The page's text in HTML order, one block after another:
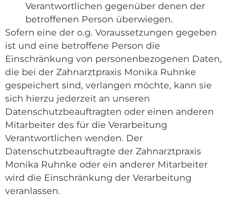
Verantwortlichen gegenüber denen der
betroffenen Person überwiegen.
Sofern eine der o.g. Voraussetzungen gegeben
ist und eine betroffene Person die
Einschränkung von personenbezogenen Daten,
die bei der Zahnarztpraxis Monika Ruhnke
gespeichert sind, verlangen möchte, kann sie
sich hierzu jederzeit an unseren
Datenschutzbeauftragten oder einen anderen
Mitarbeiter des für die Verarbeitung
Verantwortlichen wenden. Der
Datenschutzbeauftragte der Zahnarztpraxis
Monika Ruhnke oder ein anderer Mitarbeiter
wird die Einschränkung der Verarbeitung
veranlassen.